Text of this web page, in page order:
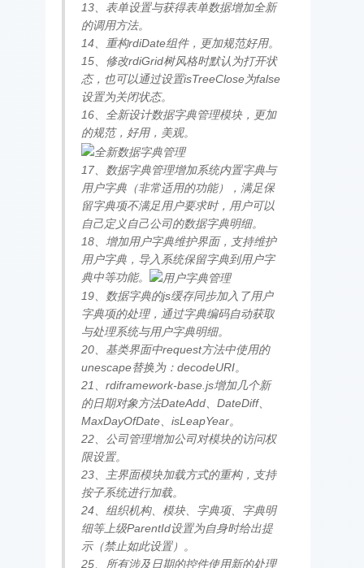
13、表单设置与获得表单数据增加全新
的调用方法。
14、重构rdiDate组件，更加规范好用。
15、修改rdiGrid树风格时默认为打开状
态，也可以通过设置isTreeClose为false
设置为关闭状态。
16、全新设计数据字典管理模块，更加
的规范，好用，美观。
17、数据字典管理增加系统内置字典与
用户字典（非常适用的功能），满足保
留字典项不满足用户要求时，用户可以
自己定义自己公司的数据字典明细。
18、增加用户字典维护界面，支持维护
用户字典，导入系统保留字典到用户字
典中等功能。
19、数据字典的js缓存同步加入了用户
字典项的处理，通过字典编码自动获取
与处理系统与用户字典明细。
20、基类界面中request方法中使用的
unescape替换为：decodeURI。
21、rdiframework-base.js增加几个新
的日期对象方法DateAdd、DateDiff、
MaxDayOfDate、isLeapYear。
22、公司管理增加公司对模块的访问权
限设置。
23、主界面模块加载方式的重构，支持
按子系统进行加载。
24、组织机构、模块、字典项、字典明
细等上级ParentId设置为自身时给出提
示（禁止如此设置）。
25、所有涉及日期的控件使用新的处理